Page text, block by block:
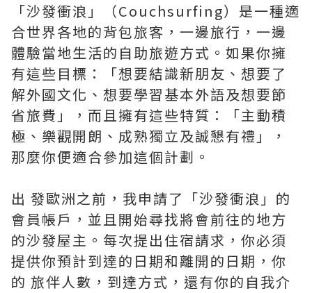
「沙發衝浪」（Couchsurfing）是一種適
合世界各地的背包旅客，一邊旅行，一邊
體驗當地生活的自助旅遊方式。如果你擁
有這些目標：「想要結識新朋友、想要了
解外國文化、想要學習基本外語及想要節
省旅費」，而且擁有這些特質：「主動積
極、樂觀開朗、成熟獨立及誠懇有禮」，
那麼你便適合參加這個計劃。
出 發歐洲之前，我申請了「沙發衝浪」的
會員帳戶，並且開始尋找將會前往的地方
的沙發屋主。每次提出住宿請求，你必須
提供你預計到達的日期和離開的日期，你
的 旅伴人數，到達方式，還有你的自我介